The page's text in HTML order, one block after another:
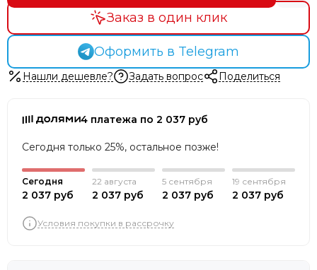
Заказ в один клик
Оформить в Telegram
Нашли дешевле? Задать вопрос Поделиться
4 платежа по 2 037 руб
Сегодня только 25%, остальное позже!
Сегодня
2 037 руб
22 августа
2 037 руб
5 сентября
2 037 руб
19 сентября
2 037 руб
Условия покупки в рассрочку